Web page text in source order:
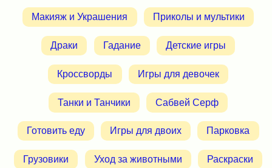
Макияж и Украшения Приколы и мультики
Драки Гадание Детские игры
Кроссворды Игры для девочек
Танки и Танчики Сабвей Серф
Готовить еду Игры для двоих Парковка
Грузовики Уход за животными Раскраски